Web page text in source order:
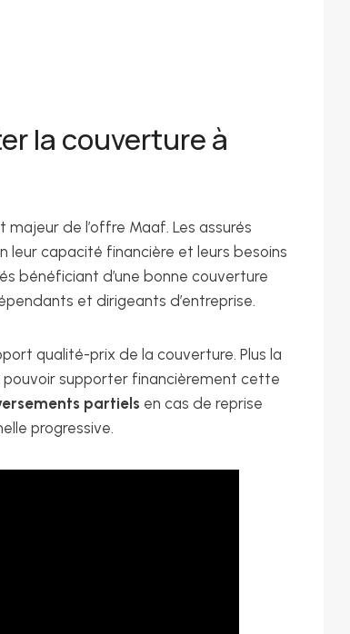
la couverture à
de l’offre Maaf. Les assurés
capacité financière et leurs besoins
bénéficiant d’une bonne couverture
et dirigeants d’entreprise.
qualité-prix de la couverture. Plus la
pouvoir supporter financièrement cette
partiels en cas de reprise
progressive.